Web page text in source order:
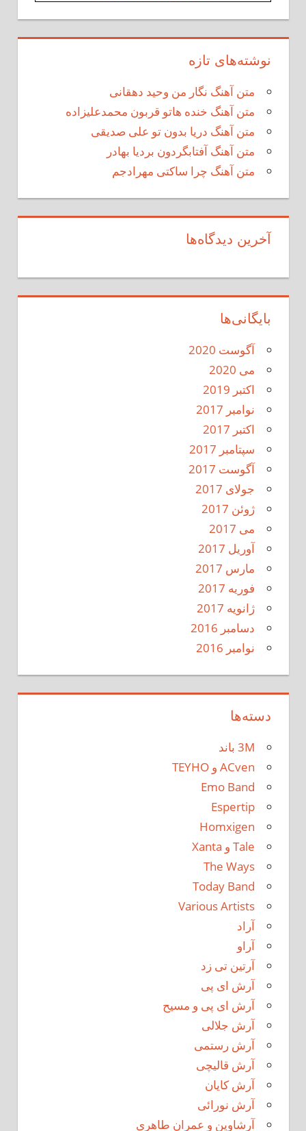
نوشته‌های تازه
متن آهنگ نگار من وحید دهقانی
متن آهنگ خنده هاتو قربون محمدعلیزاده
متن آهنگ دریا بدون تو علی صدیقی
متن آهنگ آفتابگردون بردیا بهادر
متن آهنگ چرا ساکتی مهرادجم
آخرین دیدگاه‌ها
بایگانی‌ها
آگوست 2020
می 2020
اکتبر 2019
نوامبر 2017
اکتبر 2017
سپتامبر 2017
آگوست 2017
جولای 2017
ژوئن 2017
می 2017
آوریل 2017
مارس 2017
فوریه 2017
ژانویه 2017
دسامبر 2016
نوامبر 2016
دسته‌ها
3M باند
ACven و TEYHO
Emo Band
Espertip
Homxigen
Tale و Xanta
The Ways
Today Band
Various Artists
آراد
آراو
آرتین تی زد
آرش ای پی
آرش ای پی و مسیح
آرش جلالی
آرش رستمی
آرش قالیچی
آرش کایان
آرش نورائی
آرشاوین و عمران طاهری